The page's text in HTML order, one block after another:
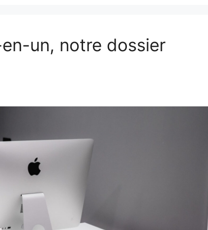
un, notre dossier